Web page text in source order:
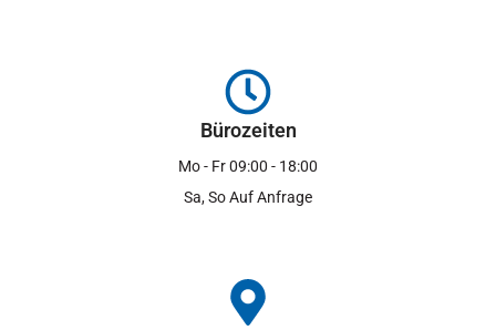
Bürozeiten
Mo - Fr 09:00 - 18:00
Sa, So Auf Anfrage